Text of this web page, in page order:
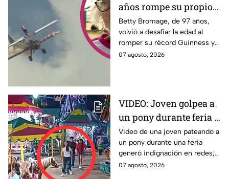
años rompe su propio
Récord Guinness al
caminar sobre ala de
avión en vuelo;
acababa de sufrir un
Betty Bromage, de 97 años,
volvió a desafiar la edad al
romper su récord Guinness y
recaudar fondos para un
07 agosto, 2026
VIDEO: Joven golpea a
un pony durante feria y
se ríe; usuarios exigen
castigo por maltrato
animal
Video de una joven pateando a
un pony durante una feria
generó indignación en redes;
usuarios piden investigar el
07 agosto, 2026